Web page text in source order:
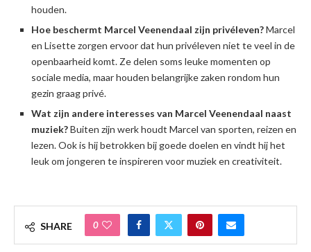
houden.
Hoe beschermt Marcel Veenendaal zijn privéleven?Marcel
en Lisette zorgen ervoor dat hun privéleven niet te veel in de
openbaarheid komt. Ze delen soms leuke momenten op
sociale media, maar houden belangrijke zaken rondom hun
gezin graag privé.
Wat zijn andere interesses van Marcel Veenendaal naast
muziek?Buiten zijn werk houdt Marcel van sporten, reizen en
lezen. Ook is hij betrokken bij goede doelen en vindt hij het
leuk om jongeren te inspireren voor muziek en creativiteit.
SHARE 0